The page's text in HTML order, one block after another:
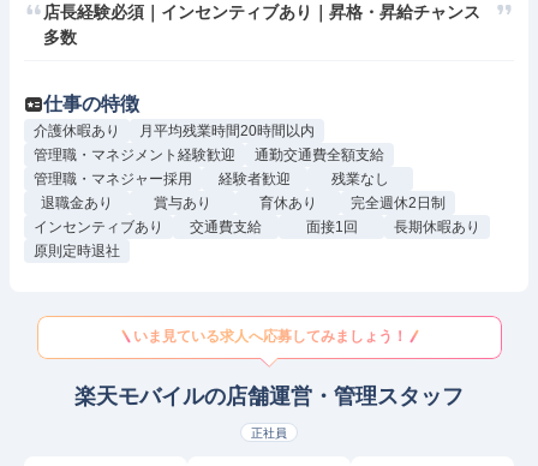
店長経験必須｜インセンティブあり｜昇格・昇給チャンス
多数
仕事の特徴
介護休暇あり
月平均残業時間20時間以内
管理職・マネジメント経験歓迎
通勤交通費全額支給
管理職・マネジャー採用
経験者歓迎
残業なし
退職金あり
賞与あり 育休あり
完全週休2日制
インセンティブあり
交通費支給 面接1回
長期休暇あり
原則定時退社
いま見ている求人へ応募してみましょう！
楽天モバイルの店舗運営・管理スタッフ
正社員